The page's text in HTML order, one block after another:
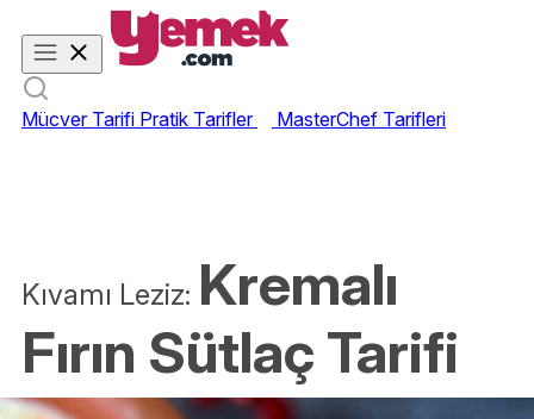
Mücver Tarifi Pratik Tarifler MasterChef Tarifleri
Kıvamı Leziz: Kremalı
Fırın Sütlaç Tarifi